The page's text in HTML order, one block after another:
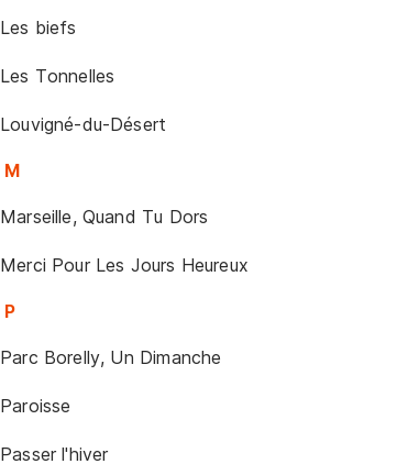
Les biefs
Les Tonnelles
Louvigné-du-Désert
M
Marseille, Quand Tu Dors
Merci Pour Les Jours Heureux
P
Parc Borelly, Un Dimanche
Paroisse
Passer l'hiver